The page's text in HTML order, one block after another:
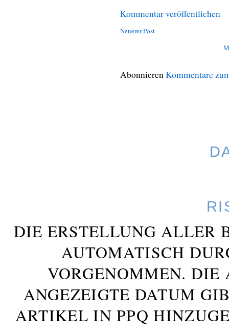
Kommentar veröffentlichen
Neuerer Post
AbonnierenKommentare
DIE ERSTELLUNG ALLER
AUTOMATISCH
VORGENOMMEN. DIE
ANGEZEIGTE DATUM
ARTIKEL IN PPQ